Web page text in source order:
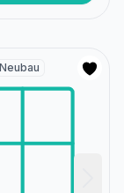
Neubau